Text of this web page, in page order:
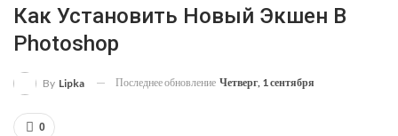
Как Установить Новый Экшен В
Photoshop
By Lipka Последнее обновление Четверг, 1 сентября
0